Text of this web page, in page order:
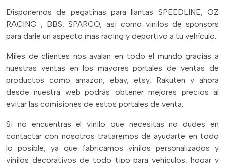
Disponemos de pegatinas para llantas SPEEDLINE, OZ
RACING , BBS, SPARCO, asi como vinilos de sponsors
para darle un aspecto mas racing y deportivo a tu vehículo.
Miles de clientes nos avalan en todo el mundo gracias a
nuestras ventas en los mayores portales de ventas de
productos como amazon, ebay, etsy, Rakuten y ahora
desde nuestra web podrás obtener mejores precios al
evitar las comisiones de estos portales de venta.
Si no encuentras el vinilo que necesitas no dudes en
contactar con nosotros trataremos de ayudarte en todo
lo posible, ya que fabricamos vinilos personalizados y
vinilos decorativos de todo tipo para vehículos, hogar y